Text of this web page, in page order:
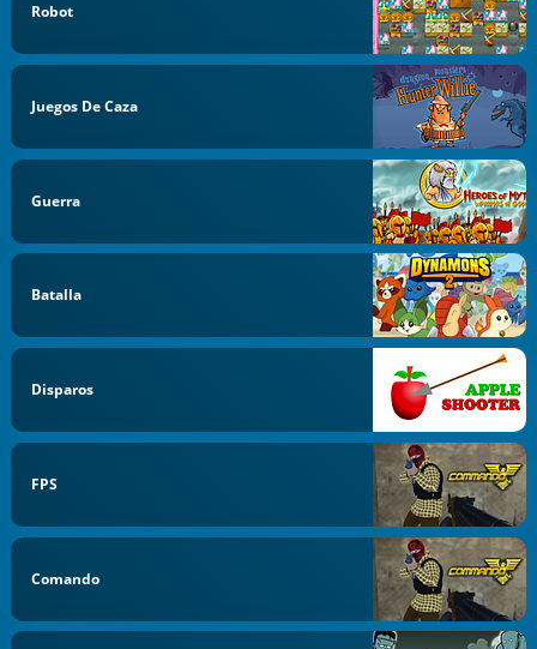
Robot
Juegos De Caza
Guerra
Batalla
Disparos
FPS
Comando